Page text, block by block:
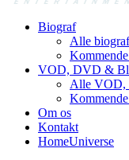
Biograf
Alle
VOD, DVD &
Alle
Om os
Kontakt
HomeUniverse